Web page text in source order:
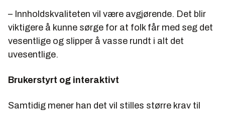
– Innholdskvaliteten vil være avgjørende. Det blir
viktigere å kunne sørge for at folk får med seg det
vesentlige og slipper å vasse rundt i alt det
uvesentlige.
Brukerstyrt og interaktivt
Samtidig mener han det vil stilles større krav til